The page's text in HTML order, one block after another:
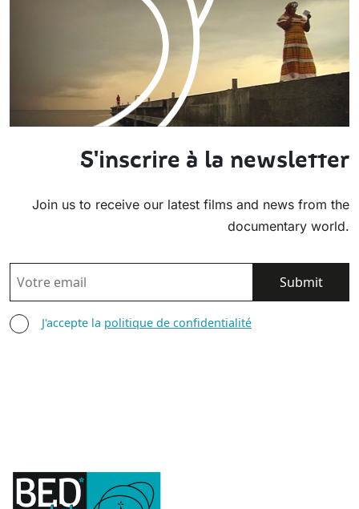
S'inscrire à la newsletter
Join us to receive our latest films and news from the
documentary world.
EMAIL
AGREE TERMS
J'accepte la politique de confidentialité